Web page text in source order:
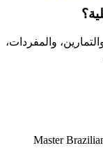
والمفردات،
Master